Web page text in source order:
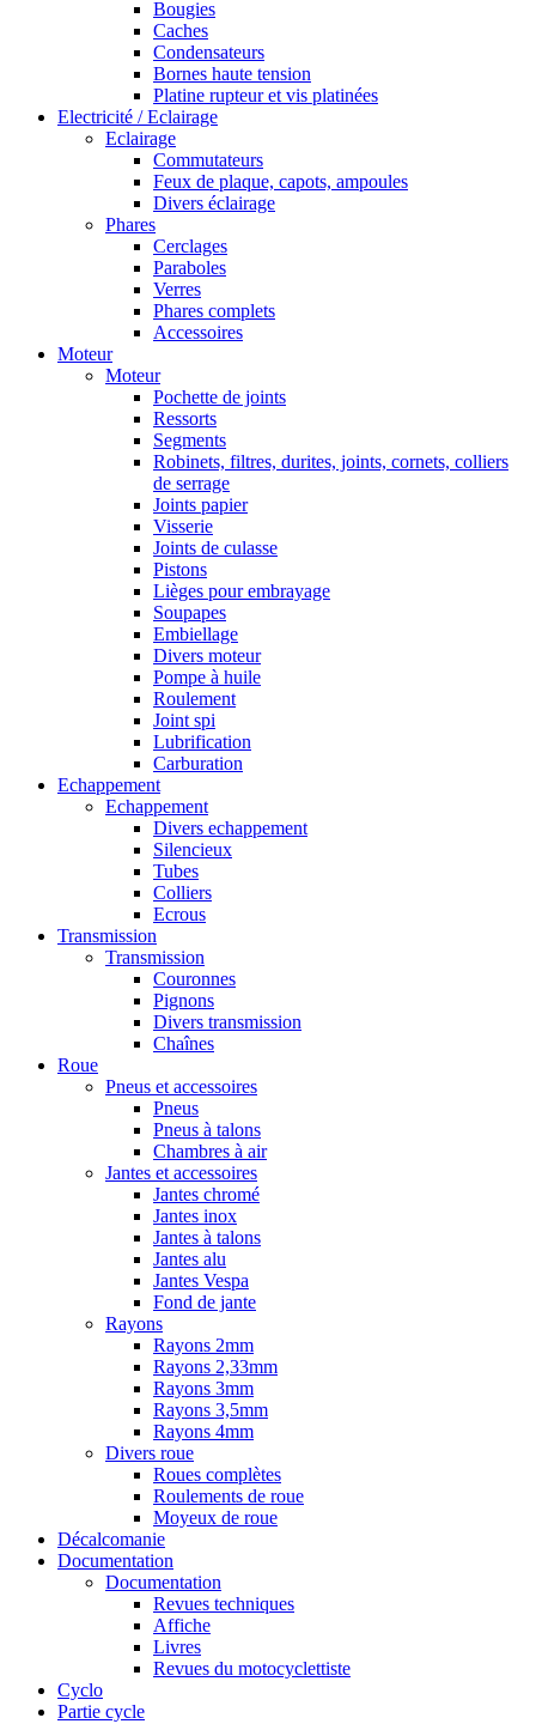
Bougies
Caches
Condensateurs
Bornes haute tension
Platine rupteur et vis platinées
Electricité / Eclairage
Eclairage
Commutateurs
Feux de plaque, capots, ampoules
Divers éclairage
Phares
Cerclages
Paraboles
Verres
Phares complets
Accessoires
Moteur
Moteur
Pochette de joints
Ressorts
Segments
Robinets, filtres, durites, joints, cornets, colliers
de serrage
Joints papier
Visserie
Joints de culasse
Pistons
Lièges pour embrayage
Soupapes
Embiellage
Divers moteur
Pompe à huile
Roulement
Joint spi
Lubrification
Carburation
Echappement
Echappement
Divers echappement
Silencieux
Tubes
Colliers
Ecrous
Transmission
Transmission
Couronnes
Pignons
Divers transmission
Chaînes
Roue
Pneus et accessoires
Pneus
Pneus à talons
Chambres à air
Jantes et accessoires
Jantes chromé
Jantes inox
Jantes à talons
Jantes alu
Jantes Vespa
Fond de jante
Rayons
Rayons 2mm
Rayons 2,33mm
Rayons 3mm
Rayons 3,5mm
Rayons 4mm
Divers roue
Roues complètes
Roulements de roue
Moyeux de roue
Décalcomanie
Documentation
Documentation
Revues techniques
Affiche
Livres
Revues du motocyclettiste
Cyclo
Partie cycle